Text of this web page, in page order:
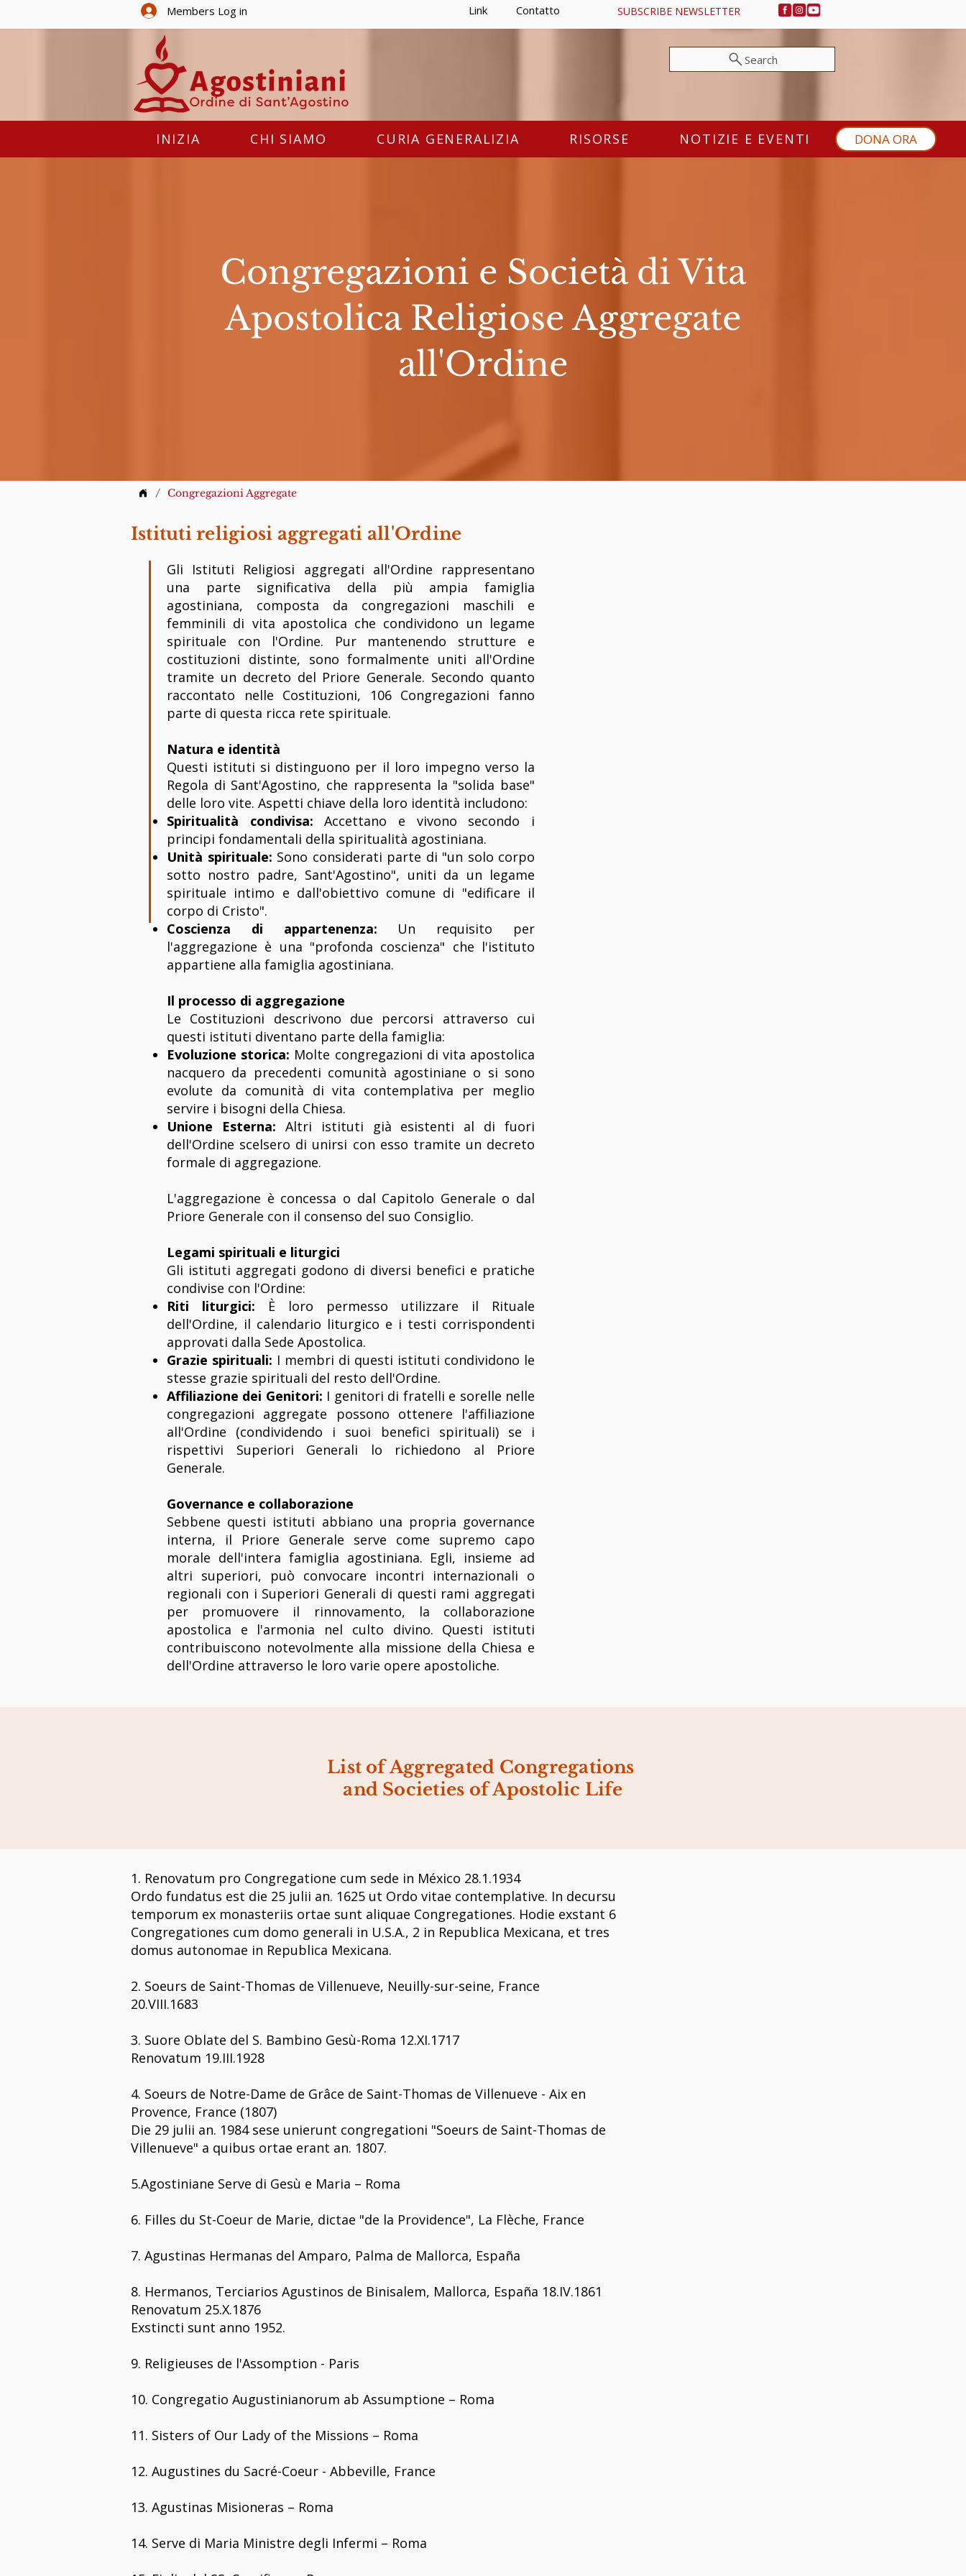
Members Log in Link Contatto SUBSCRIBE NEWSLETTER
Search
INIZIA CHI SIAMO CURIA GENERALIZIA RISORSE NOTIZIE E EVENTI DONA ORA
Congregazioni e Società di Vita
Apostolica Religiose Aggregate
all'Ordine
/ Congregazioni Aggregate
Istituti religiosi aggregati all'Ordine
Gli Istituti Religiosi aggregati all'Ordine rappresentano
una parte significativa della più ampia famiglia
agostiniana, composta da congregazioni maschili e
femminili di vita apostolica che condividono un legame
spirituale con l'Ordine. Pur mantenendo strutture e
costituzioni distinte, sono formalmente uniti all'Ordine
tramite un decreto del Priore Generale. Secondo quanto
raccontato nelle Costituzioni, 106 Congregazioni fanno
parte di questa ricca rete spirituale.
Natura e identità
Questi istituti si distinguono per il loro impegno verso la
Regola di Sant'Agostino, che rappresenta la "solida base"
delle loro vite. Aspetti chiave della loro identità includono:
Spiritualità condivisa: Accettano e vivono secondo i
principi fondamentali della spiritualità agostiniana.
Unità spirituale: Sono considerati parte di "un solo corpo
sotto nostro padre, Sant'Agostino", uniti da un legame
spirituale intimo e dall'obiettivo comune di "edificare il
corpo di Cristo".
Coscienza di appartenenza: Un requisito per
l'aggregazione è una "profonda coscienza" che l'istituto
appartiene alla famiglia agostiniana.
Il processo di aggregazione
Le Costituzioni descrivono due percorsi attraverso cui
questi istituti diventano parte della famiglia:
Evoluzione storica: Molte congregazioni di vita apostolica
nacquero da precedenti comunità agostiniane o si sono
evolute da comunità di vita contemplativa per meglio
servire i bisogni della Chiesa.
Unione Esterna: Altri istituti già esistenti al di fuori
dell'Ordine scelsero di unirsi con esso tramite un decreto
formale di aggregazione.
L'aggregazione è concessa o dal Capitolo Generale o dal
Priore Generale con il consenso del suo Consiglio.
Legami spirituali e liturgici
Gli istituti aggregati godono di diversi benefici e pratiche
condivise con l'Ordine:
Riti liturgici: È loro permesso utilizzare il Rituale
dell'Ordine, il calendario liturgico e i testi corrispondenti
approvati dalla Sede Apostolica.
Grazie spirituali: I membri di questi istituti condividono le
stesse grazie spirituali del resto dell'Ordine.
Affiliazione dei Genitori: I genitori di fratelli e sorelle nelle
congregazioni aggregate possono ottenere l'affiliazione
all'Ordine (condividendo i suoi benefici spirituali) se i
rispettivi Superiori Generali lo richiedono al Priore
Generale.
Governance e collaborazione
Sebbene questi istituti abbiano una propria governance
interna, il Priore Generale serve come supremo capo
morale dell'intera famiglia agostiniana. Egli, insieme ad
altri superiori, può convocare incontri internazionali o
regionali con i Superiori Generali di questi rami aggregati
per promuovere il rinnovamento, la collaborazione
apostolica e l'armonia nel culto divino. Questi istituti
contribuiscono notevolmente alla missione della Chiesa e
dell'Ordine attraverso le loro varie opere apostoliche.
List of Aggregated Congregations
and Societies of Apostolic Life
1. Renovatum pro Congregatione cum sede in México 28.1.1934
Ordo fundatus est die 25 julii an. 1625 ut Ordo vitae contemplative. In decursu
temporum ex monasteriis ortae sunt aliquae Congregationes. Hodie exstant 6
Congregationes cum domo generali in U.S.A., 2 in Republica Mexicana, et tres
domus autonomae in Republica Mexicana.
2. Soeurs de Saint-Thomas de Villenueve, Neuilly-sur-seine, France
20.VIII.1683
3. Suore Oblate del S. Bambino Gesù-Roma 12.XI.1717
Renovatum 19.III.1928
4. Soeurs de Notre-Dame de Grâce de Saint-Thomas de Villenueve - Aix en
Provence, France (1807)
Die 29 julii an. 1984 sese unierunt congregationi "Soeurs de Saint-Thomas de
Villenueve" a quibus ortae erant an. 1807.
5.Agostiniane Serve di Gesù e Maria – Roma
6. Filles du St-Coeur de Marie, dictae "de la Providence", La Flèche, France
7. Agustinas Hermanas del Amparo, Palma de Mallorca, España
8. Hermanos, Terciarios Agustinos de Binisalem, Mallorca, España 18.IV.1861
Renovatum 25.X.1876
Exstincti sunt anno 1952.
9. Religieuses de l'Assomption - Paris
10. Congregatio Augustinianorum ab Assumptione – Roma
11. Sisters of Our Lady of the Missions – Roma
12. Augustines du Sacré-Coeur - Abbeville, France
13. Agustinas Misioneras – Roma
14. Serve di Maria Ministre degli Infermi – Roma